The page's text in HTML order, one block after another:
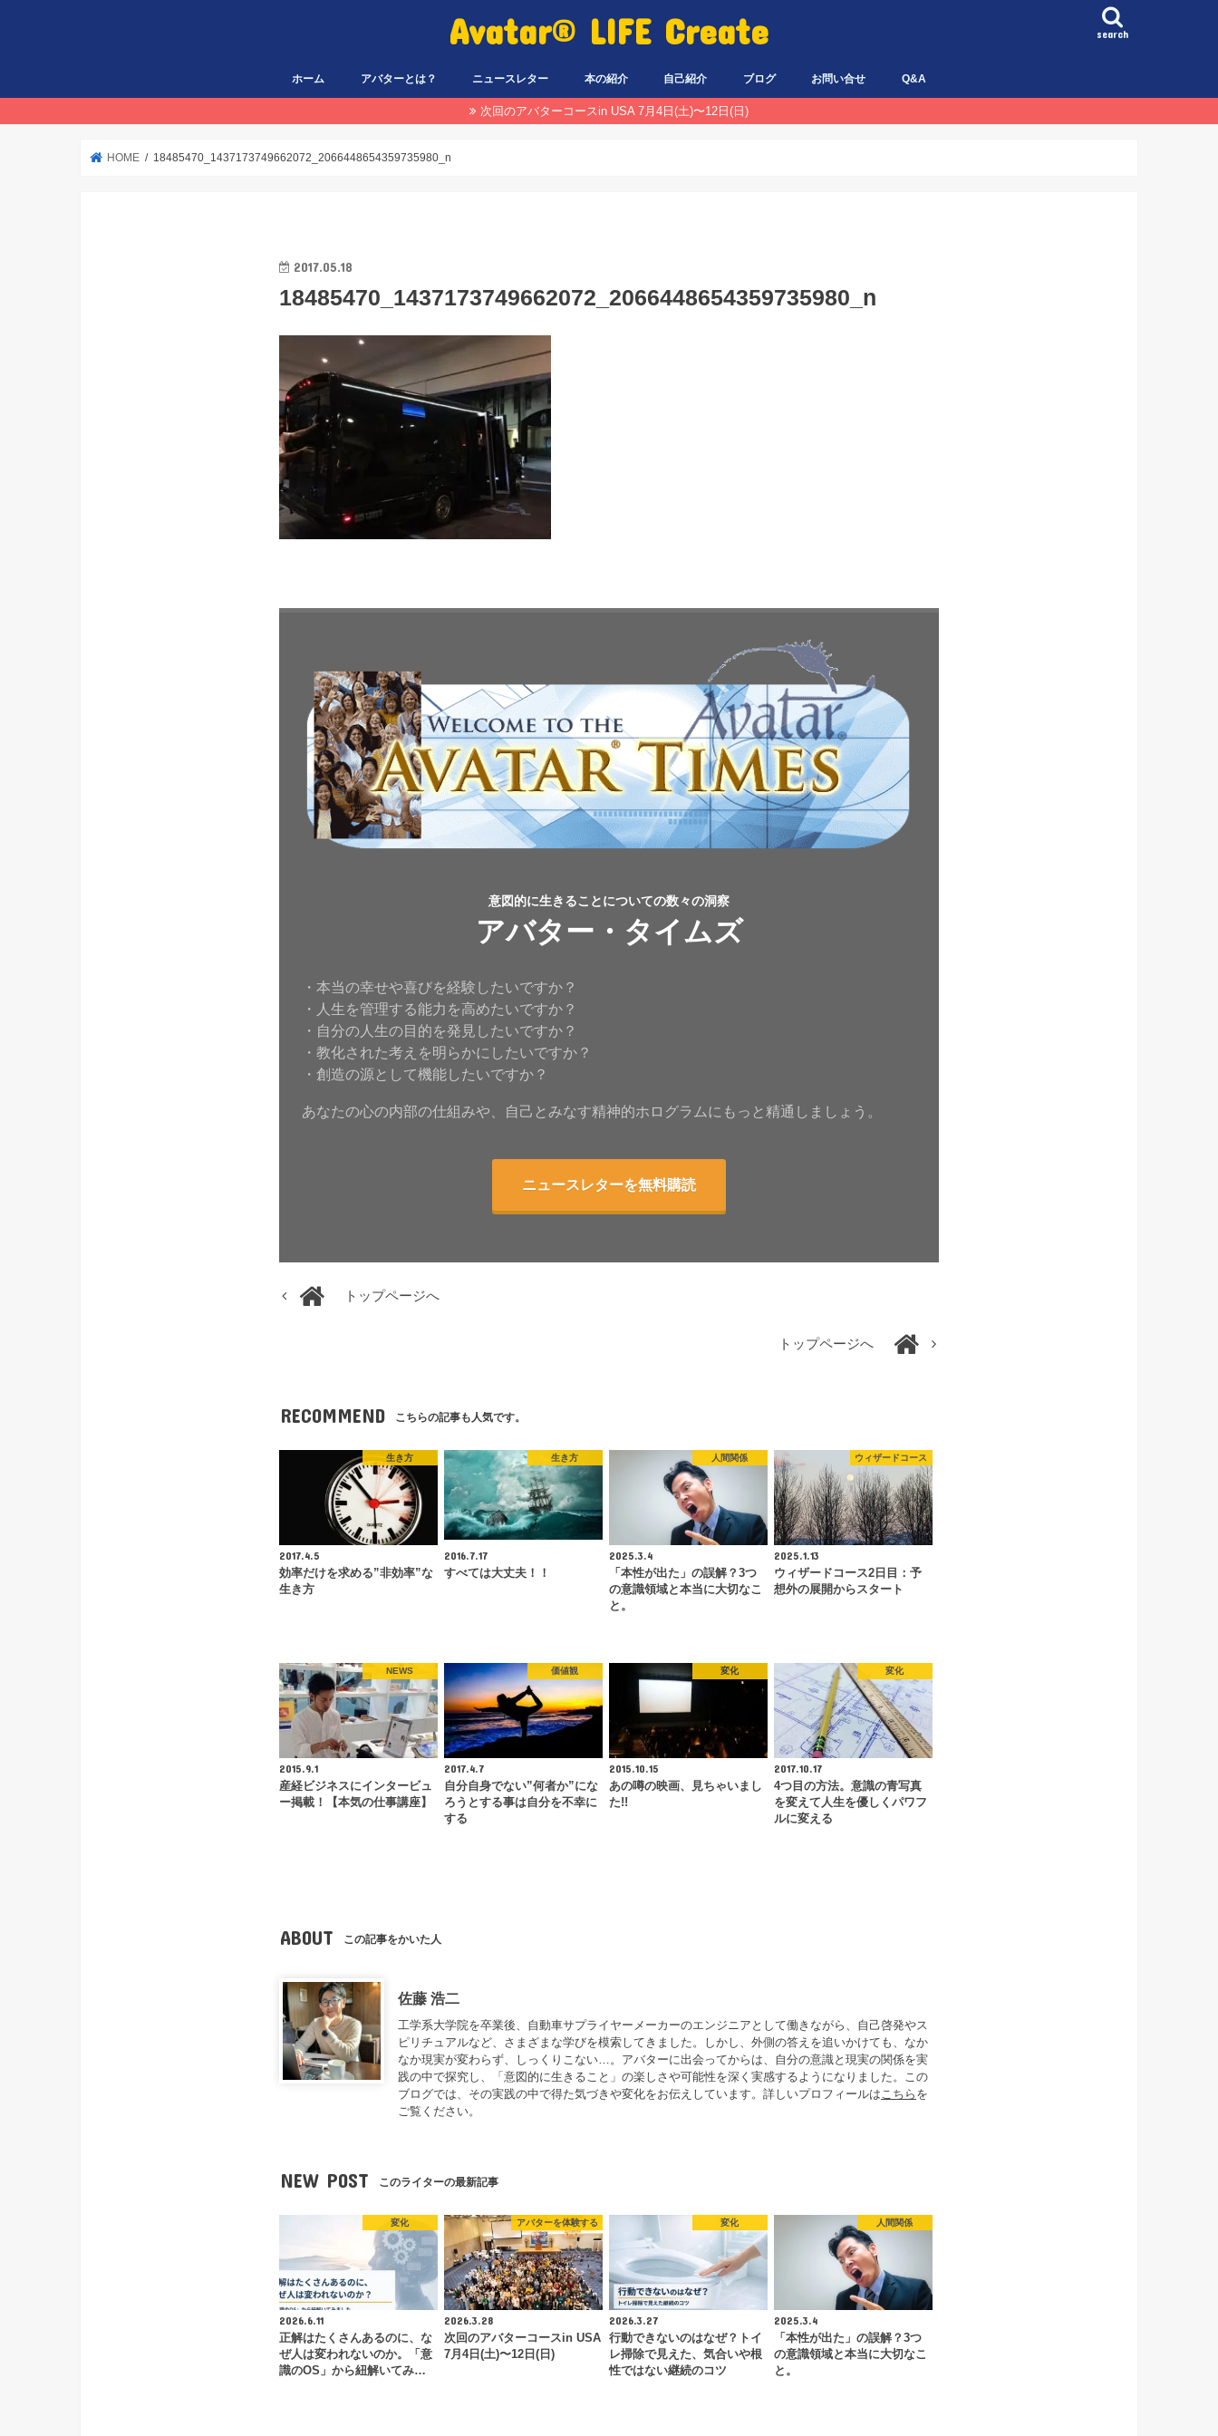
Avatar® LIFE Create search
ホーム アバターとは？ ニュースレター 本の紹介 自己紹介 ブログ お問い合せ Q&A
次回のアバターコースin USA 7月4日(土)〜12日(日)
HOME 18485470_1437173749662072_2066448654359735980_n
2017.05.18
18485470_1437173749662072_2066448654359735980_n
意図的に生きることについての数々の洞察
アバター・タイムズ
・本当の幸せや喜びを経験したいですか？
・人生を管理する能力を高めたいですか？
・自分の人生の目的を発見したいですか？
・教化された考えを明らかにしたいですか？
・創造の源として機能したいですか？
あなたの心の内部の仕組みや、自己とみなす精神的ホログラムにもっと精通しましょう。
ニュースレターを無料購読
トップページへ
トップページへ
RECOMMEND こちらの記事も人気です。
生き方
2017.4.5
効率だけを求める”非効率”な
生き方
生き方
2016.7.17
すべては大丈夫！！
人間関係
2025.3.4
「本性が出た」の誤解？3つ
の意識領域と本当に大切なこ
と。
ウィザードコース
2025.1.13
ウィザードコース2日目：予
想外の展開からスタート
NEWS
2015.9.1
産経ビジネスにインタービュ
ー掲載！【本気の仕事講座】
価値観
2017.4.7
自分自身でない”何者か”にな
ろうとする事は自分を不幸に
する
変化
2015.10.15
あの噂の映画、見ちゃいまし
た!!
変化
2017.10.17
4つ目の方法。意識の青写真
を変えて人生を優しくパワフ
ルに変える
ABOUT この記事をかいた人
佐藤 浩二
工学系大学院を卒業後、自動車サプライヤーメーカーのエンジニアとして働きながら、自己啓発やス
ピリチュアルなど、さまざまな学びを模索してきました。しかし、外側の答えを追いかけても、なか
なか現実が変わらず、しっくりこない…。アバターに出会ってからは、自分の意識と現実の関係を実
践の中で探究し、「意図的に生きること」の楽しさや可能性を深く実感するようになりました。この
ブログでは、その実践の中で得た気づきや変化をお伝えしています。詳しいプロフィールは こちら を
ご覧ください。
NEW POST このライターの最新記事
変化
2026.6.11
正解はたくさんあるのに、な
ぜ人は変われないのか。「意
識のOS」から紐解いてみ…
アバターを体験する
2026.3.28
次回のアバターコースin USA
7月4日(土)〜12日(日)
変化
2026.3.27
行動できないのはなぜ？トイ
レ掃除で見えた、気合いや根
性ではない継続のコツ
人間関係
2025.3.4
「本性が出た」の誤解？3つ
の意識領域と本当に大切なこ
と。